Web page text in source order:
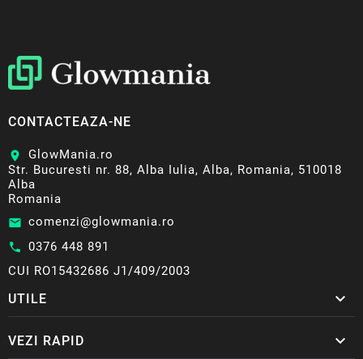
CONTACTEAZA-NE
location_on
GlowMania.ro
Str. Bucuresti nr. 88, Alba Iulia, Alba, Romania, 510018
Alba
Romania
email comenzi@glowmania.ro
call 0376 448 891
CUI RO15432686 J1/409/2003
UTILE 
VEZI RAPID 